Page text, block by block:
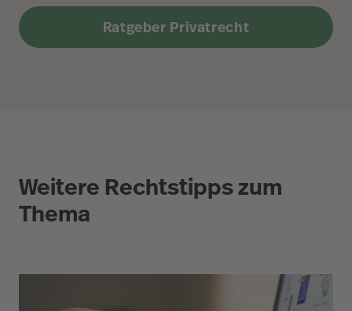
Ratgeber Privatrecht
Weitere Rechtstipps zum
Thema